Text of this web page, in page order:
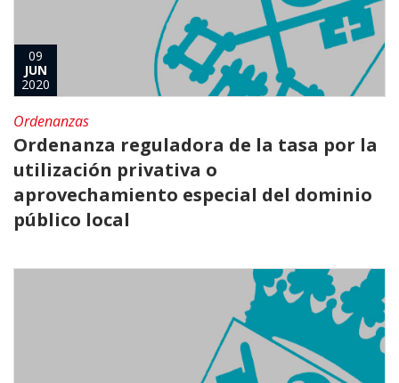
09
JUN
2020
Ordenanzas
Ordenanza reguladora de la tasa por la
utilización privativa o
aprovechamiento especial del dominio
público local